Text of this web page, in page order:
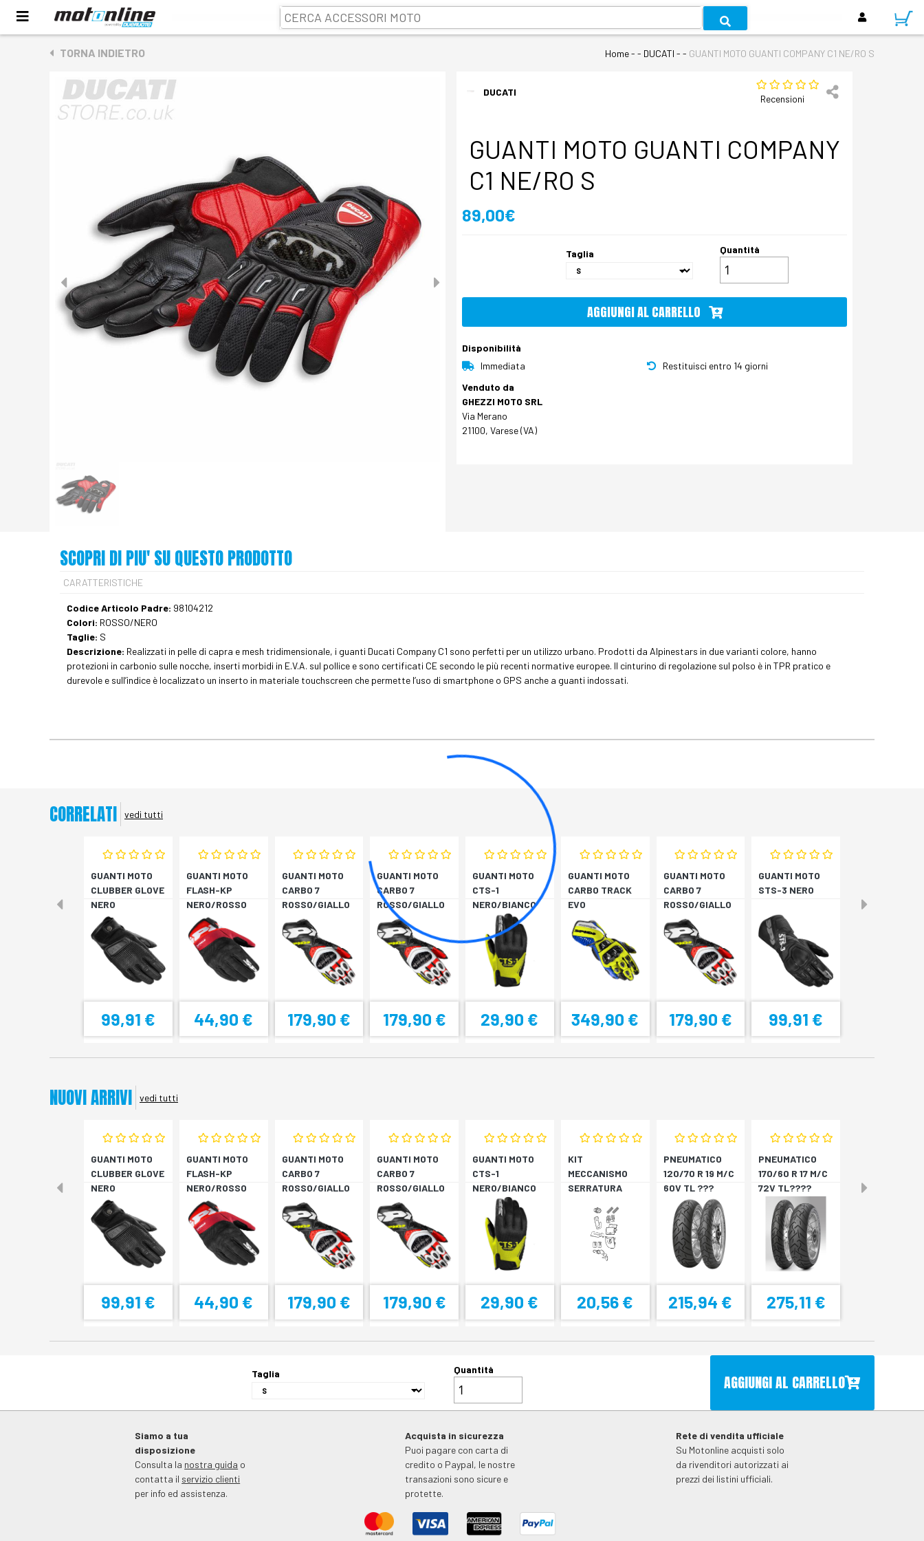
TORNA INDIETRO Home- - DUCATI - - GUANTI MOTO GUANTI COMPANY C1 NE/RO S
DUCATI
Recensioni
GUANTI MOTO GUANTI COMPANY
C1 NE/RO S
89,00€
Taglia Quantità
AGGIUNGI AL CARRELLO
Disponibilità
Immediata
Restituisci entro 14 giorni
Venduto da
GHEZZI MOTO SRL
Via Merano
21100, Varese (VA)
SCOPRI DI PIU' SU QUESTO PRODOTTO
CARATTERISTICHE
Codice Articolo Padre: 98104212
Colori: ROSSO/NERO
Taglie: S
Descrizione: Realizzati in pelle di capra e mesh tridimensionale, i guanti Ducati Company C1 sono perfetti per un utilizzo urbano. Prodotti da Alpinestars in due varianti colore, hanno
protezioni in carbonio sulle nocche, inserti morbidi in E.V.A. sul pollice e sono certificati CE secondo le più recenti normative europee. Il cinturino di regolazione sul polso è in TPR pratico e
durevole e sull’indice è localizzato un inserto in materiale touchscreen che permette l’uso di smartphone o GPS anche a guanti indossati.
CORRELATI vedi tutti
GUANTI MOTO
CLUBBER GLOVE
NERO
99,91 €
GUANTI MOTO
FLASH-KP
NERO/ROSSO
44,90 €
GUANTI MOTO
CARBO 7
ROSSO/GIALLO
FLUORESCENTE
179,90 €
GUANTI MOTO
CARBO 7
ROSSO/GIALLO
FLUORESCENTE
179,90 €
GUANTI MOTO
CTS-1
NERO/BIANCO
29,90 €
GUANTI MOTO
CARBO TRACK
EVO
BLU/GIALLO
349,90 €
GUANTI MOTO
CARBO 7
ROSSO/GIALLO
FLUORESCENTE
179,90 €
GUANTI MOTO
STS-3 NERO
99,91 €
NUOVI ARRIVI vedi tutti
GUANTI MOTO
CLUBBER GLOVE
NERO
99,91 €
GUANTI MOTO
FLASH-KP
NERO/ROSSO
44,90 €
GUANTI MOTO
CARBO 7
ROSSO/GIALLO
FLUORESCENTE
179,90 €
GUANTI MOTO
CARBO 7
ROSSO/GIALLO
FLUORESCENTE
179,90 €
GUANTI MOTO
CTS-1
NERO/BIANCO
29,90 €
KIT
MECCANISMO
SERRATURA
20,56 €
PNEUMATICO
120/70 R 19 M/C
60V TL ???
SCORPION T *A
215,94 €
PNEUMATICO
170/60 R 17 M/C
72V TL????
SCORPION T *P
275,11 €
Taglia Quantità
AGGIUNGI AL CARRELLO
Siamo a tua
disposizione
Consulta la nostra guida o
contatta il servizio clienti
per info ed assistenza.
Acquista in sicurezza
Puoi pagare con carta di
credito o Paypal, le nostre
transazioni sono sicure e
protette.
Rete di vendita ufficiale
Su Motonline acquisti solo
da rivenditori autorizzati ai
prezzi dei listini ufficiali.